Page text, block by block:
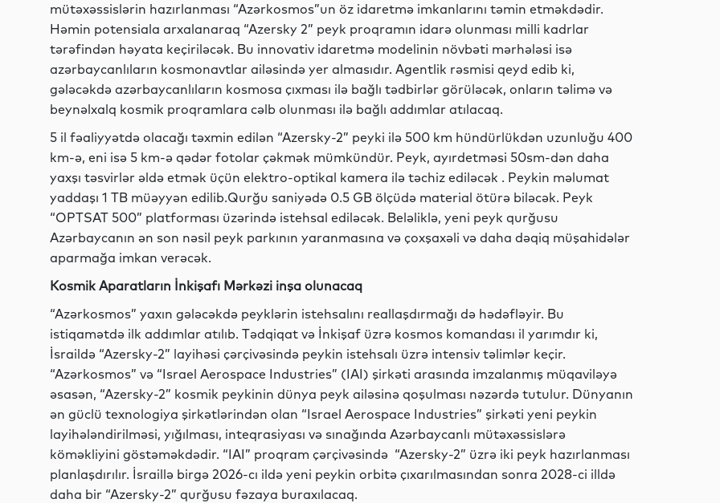
mütəxəssislərin hazırlanması “Azərkosmos”un öz idaretmə imkanlarını təmin etməkdədir.
Həmin potensiala arxalanaraq “Azersky 2” peyk proqramın idarə olunması milli kadrlar
tərəfindən həyata keçiriləcək. Bu innovativ idaretmə modelinin növbəti mərhələsi isə
azərbaycanlıların kosmonavtlar ailəsində yer almasıdır. Agentlik rəsmisi qeyd edib ki,
gələcəkdə azərbaycanlıların kosmosa çıxması ilə bağlı tədbirlər görüləcək, onların təlimə və
beynəlxalq kosmik proqramlara cəlb olunması ilə bağlı addımlar atılacaq.
5 il fəaliyyətdə olacağı təxmin edilən “Azersky-2” peyki ilə 500 km hündürlükdən uzunluğu 400
km-ə, eni isə 5 km-ə qədər fotolar çəkmək mümkündür. Peyk, ayırdetməsi 50sm-dən daha
yaxşı təsvirlər əldə etmək üçün elektro-optikal kamera ilə təchiz ediləcək . Peykin məlumat
yaddaşı 1 TB müəyyən edilib.Qurğu saniyədə 0.5 GB ölçüdə material ötürə biləcək. Peyk
“OPTSAT 500” platforması üzərində istehsal ediləcək. Beləliklə, yeni peyk qurğusu
Azərbaycanın ən son nəsil peyk parkının yaranmasına və çoxşaxəli və daha dəqiq müşahidələr
aparmağa imkan verəcək.
Kosmik Aparatların İnkişafı Mərkəzi inşa olunacaq
“Azərkosmos” yaxın gələcəkdə peyklərin istehsalını reallaşdırmağı də hədəfləyir. Bu
istiqamətdə ilk addımlar atılıb. Tədqiqat və İnkişaf üzrə kosmos komandası il yarımdır ki,
İsraildə “Azersky-2” layihəsi çərçivəsində peykin istehsalı üzrə intensiv təlimlər keçir.
“Azərkosmos” və “Israel Aerospace Industries” (IAI) şirkəti arasında imzalanmış müqaviləyə
əsasən, “Azersky-2” kosmik peykinin dünya peyk ailəsinə qoşulması nəzərdə tutulur. Dünyanın
ən güclü texnologiya şirkətlərindən olan “Israel Aerospace Industries” şirkəti yeni peykin
layihələndirilməsi, yığılması, inteqrasiyası və sınağında Azərbaycanlı mütəxəssislərə
köməkliyini göstəməkdədir. “IAI” proqram çərçivəsində “Azersky-2” üzrə iki peyk hazırlanması
planlaşdırılır. İsraillə birgə 2026-cı ildə yeni peykin orbitə çıxarılmasından sonra 2028-ci illdə
daha bir “Azersky-2” qurğusu fəzaya buraxılacaq.